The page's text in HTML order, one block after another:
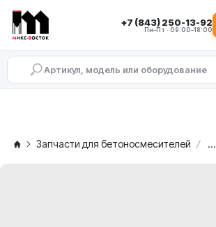
+7 (843) 250-13-92
Пн–Пт · 09:00–18:00
Запчасти для бетоносмесителей ...